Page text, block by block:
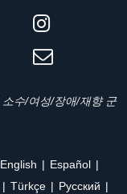
소수/여성/장애/재향 군
English
Español
Türkçe Ρусский